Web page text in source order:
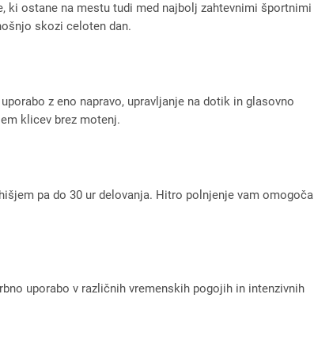
ostane na mestu tudi med najbolj zahtevnimi športnimi
skozi celoten dan.
z eno napravo, upravljanje na dotik in glasovno
klicev brez motenj.
pa do 30 ur delovanja. Hitro polnjenje vam omogoča
uporabo v različnih vremenskih pogojih in intenzivnih